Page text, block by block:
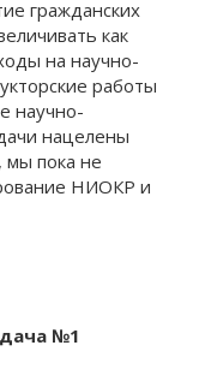
гражданских
как
на научно-
работы
научно-
нацелены
мы пока не
НИОКР и
№1